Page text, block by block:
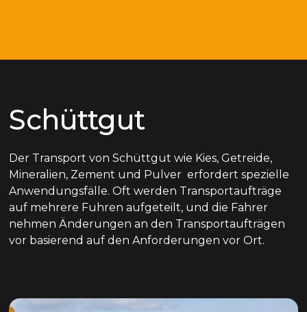
Schüttgut
Der Transport von Schüttgut wie Kies, Getreide,
Mineralien, Zement und Pulver erfordert spezielle
Anwendungsfälle. Oft werden Transportaufträge
auf mehrere Fuhren aufgeteilt, und die Fahrer
nehmen Änderungen an den Transportaufträgen
vor basierend auf den Anforderungen vor Ort.